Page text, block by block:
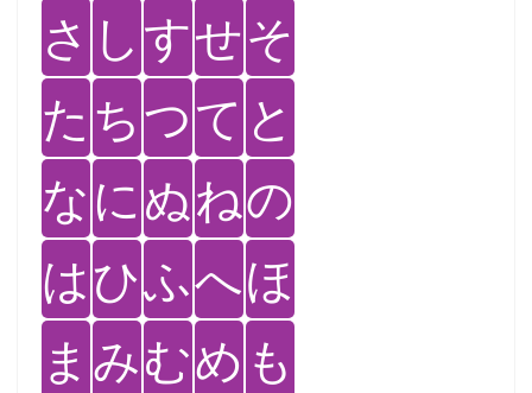
さ しすせそ
た ちつて と
なにぬねの
はひふへほ
ま みむめ も